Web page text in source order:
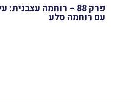
עם רוחמה סלע